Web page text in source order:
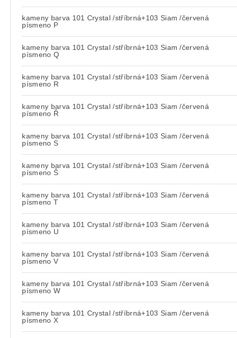
kameny barva 101 Crystal /stříbrná+103 Siam /červená
písmeno P
kameny barva 101 Crystal /stříbrná+103 Siam /červená
písmeno Q
kameny barva 101 Crystal /stříbrná+103 Siam /červená
písmeno R
kameny barva 101 Crystal /stříbrná+103 Siam /červená
písmeno Ř
kameny barva 101 Crystal /stříbrná+103 Siam /červená
písmeno S
kameny barva 101 Crystal /stříbrná+103 Siam /červená
písmeno Š
kameny barva 101 Crystal /stříbrná+103 Siam /červená
písmeno T
kameny barva 101 Crystal /stříbrná+103 Siam /červená
písmeno U
kameny barva 101 Crystal /stříbrná+103 Siam /červená
písmeno V
kameny barva 101 Crystal /stříbrná+103 Siam /červená
písmeno W
kameny barva 101 Crystal /stříbrná+103 Siam /červená
písmeno X